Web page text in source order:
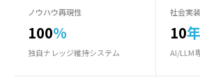
ノウハウ再現性
100%
独自ナレッジ維持システム
社会実
10
AI/LLM